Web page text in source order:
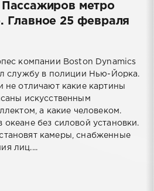
Пассажиров метро
Главное 25 февраля
компании Boston Dynamics
службу в полиции Нью-Йорка.
не отличают какие картины
искусственным
а какие человеком.
океане без силовой установки.
камеры, снабженные
лиц....